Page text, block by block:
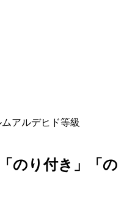
アルデヒド等級
のり付き」「の